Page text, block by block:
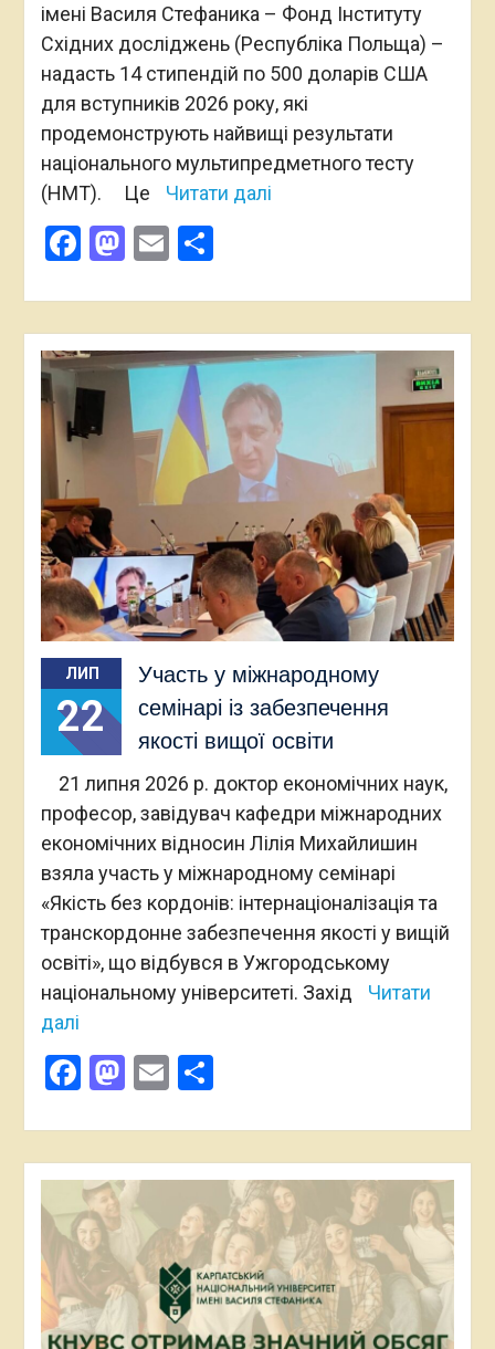
імені Василя Стефаника – Фонд Інституту
Східних досліджень (Республіка Польща) –
надасть 14 стипендій по 500 доларів США
для вступників 2026 року, які
продемонструють найвищі результати
національного мультипредметного тесту
(НМТ). Це
Читати далі
Facebook
Mastodon
EmailПоділитися
ЛИП
22
Участь у міжнародному
семінарі із забезпечення
якості вищої освіти
21 липня 2026 р. доктор економічних наук,
професор, завідувач кафедри міжнародних
економічних відносин Лілія Михайлишин
взяла участь у міжнародному семінарі
«Якість без кордонів: інтернаціоналізація та
транскордонне забезпечення якості у вищій
освіті», що відбувся в Ужгородському
національному університеті. Захід
Читати
далі
Facebook
Mastodon
EmailПоділитися